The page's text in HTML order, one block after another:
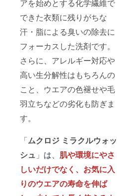
アを始めとする化学繊維で
できた衣類に残りがちな
汗・脂による臭いの除去に
フォーカスした洗剤です。
さらに、アレルギー対応や
高い生分解性はもちろんの
こと、ウエアの色褪せや毛
羽立ちなどの劣化も防ぎま
す。
「ムクロジ ミラクルウォッ
シュ 」 は、 肌や環境にやさ
しいだけでなく、お気に入
りのウエアの寿命を伸ば